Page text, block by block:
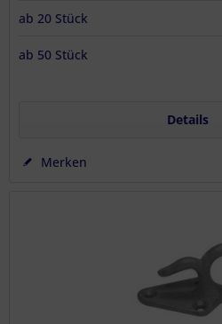
ab 20 Stück
ab 50 Stück
Details
Merken